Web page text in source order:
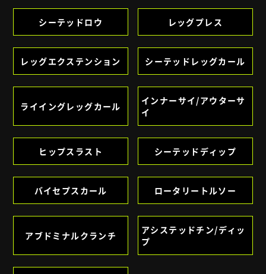
シーテッドロウ レッグプレス
レッグエクステンション シーテッドレッグカール
ライイングレッグカール
インナーサイ/アウターサ
イ
ヒップスラスト シーテッドディップ
バイセプスカール ロータリートルソー
アブドミナルクランチ
アシステッドチン/ディッ
プ